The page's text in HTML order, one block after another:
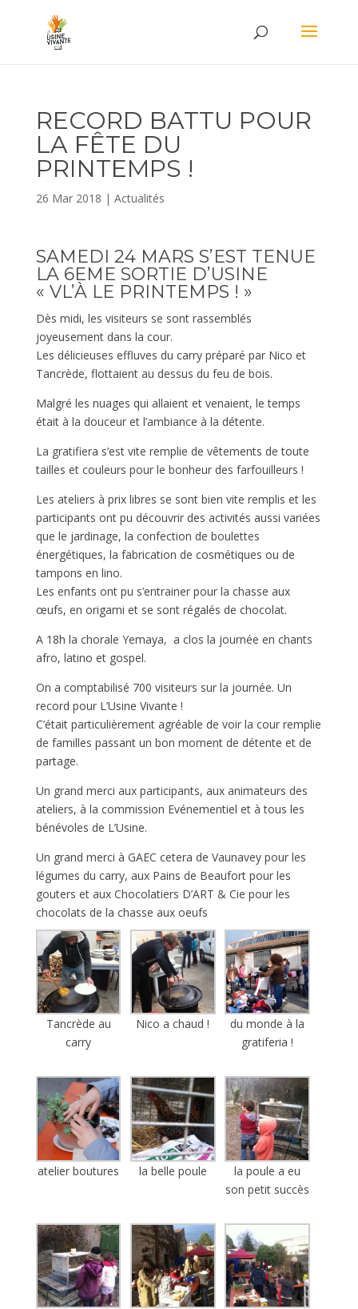
RECORD BATTU POUR
LA FÊTE DU
PRINTEMPS !
26 Mar 2018 | Actualités
SAMEDI 24 MARS S’EST TENUE
LA 6EME SORTIE D’USINE
« VL’À LE PRINTEMPS ! »
Dès midi, les visiteurs se sont rassemblés
joyeusement dans la cour.
Les délicieuses effluves du carry préparé par Nico et
Tancrède, flottaient au dessus du feu de bois.
Malgré les nuages qui allaient et venaient, le temps
était à la douceur et l’ambiance à la détente.
La gratifiera s’est vite remplie de vêtements de toute
tailles et couleurs pour le bonheur des farfouilleurs !
Les ateliers à prix libres se sont bien vite remplis et les
participants ont pu découvrir des activités aussi variées
que le jardinage, la confection de boulettes
énergétiques, la fabrication de cosmétiques ou de
tampons en lino.
Les enfants ont pu s’entrainer pour la chasse aux
œufs, en origami et se sont régalés de chocolat.
A 18h la chorale Yemaya, a clos la journée en chants
afro, latino et gospel.
On a comptabilisé 700 visiteurs sur la journée. Un
record pour L’Usine Vivante !
C’était particulièrement agréable de voir la cour remplie
de familles passant un bon moment de détente et de
partage.
Un grand merci aux participants, aux animateurs des
ateliers, à la commission Evénementiel et à tous les
bénévoles de L’Usine.
Un grand merci à GAEC cetera de Vaunavey pour les
légumes du carry, aux Pains de Beaufort pour les
gouters et aux Chocolatiers D’ART & Cie pour les
chocolats de la chasse aux oeufs
Tancrède au
carry
Nico a chaud !
du monde à la
gratiferia !
atelier boutures la belle poule
la poule a eu
son petit succès